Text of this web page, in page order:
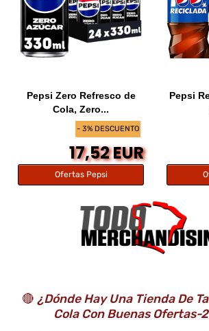
- 3% DESCUENTO
Pepsi Zero Refresco de
Cola, Zero...
17,52 EUR
Ofertas Pepsi
Pepsi
🔴 ¿Dónde Hay Una Tienda De
Cola Con Buenas Ofertas-